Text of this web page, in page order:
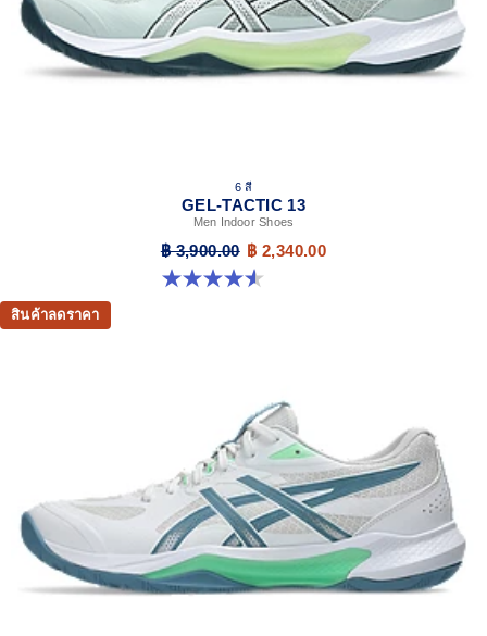
6 สี
GEL-TACTIC 13
Men Indoor Shoes
฿ 3,900.00 ฿ 2,340.00
4.6 จาก 5 ดาว 32 รีวิว
สินค้าลดราคา